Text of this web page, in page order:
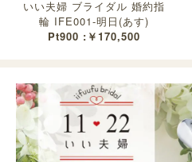
いい夫婦 ブライダル 婚約指
輪 IFE001-明日(あす)
Pt900 :￥170,500